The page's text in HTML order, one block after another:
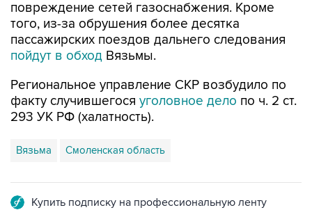
повреждение сетей газоснабжения. Кроме
того, из-за обрушения более десятка
пассажирских поездов дальнего следования
пойдут в обход Вязьмы.
Региональное управление СКР возбудило по
факту случившегося уголовное дело по ч. 2 ст.
293 УК РФ (халатность).
Вязьма Смоленская область
Купить подписку на профессиональную ленту